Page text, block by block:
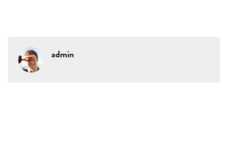
admin